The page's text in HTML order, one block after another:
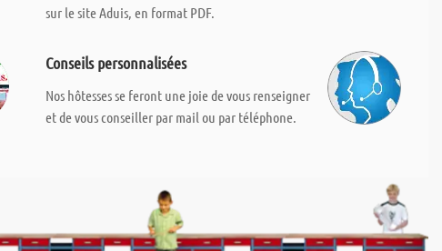
sur le site Aduis, en format PDF.
Conseils personnalisées
Nos hôtesses se feront une joie de vous renseigner
et de vous conseiller par mail ou par téléphone.